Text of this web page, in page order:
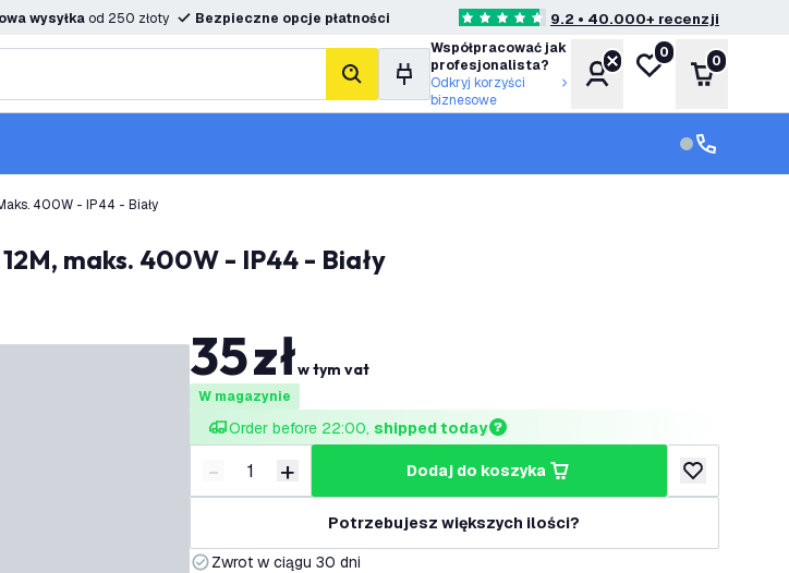
wysyłka od 250 złoty Bezpieczne opcje płatności 4.6 Gwiazdki oceny9.2 • 40.000+ recenzji
Szukaj
Współpracować jak
profesjonalista?
Odkryj korzyści
biznesowe
KontoMoja lista życzeń
0
Koszyk
0
Obsługa
Obsługa
400W - IP44 - Biały
maks. 400W - IP44 - Biały
35złw tym vat
W magazynie
Order before 22:00, shipped today
Zmniejsz ilość
- Zwiększ ilość
+ dodaj do koszyka
dodaj do listy
Potrzebujesz większych ilości?
Zwrot w ciągu 30 dni